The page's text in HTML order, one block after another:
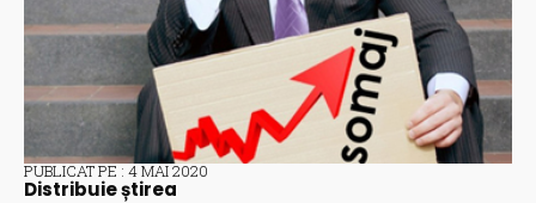
PUBLICAT PE : 4 MAI 2020
Distribuie știrea